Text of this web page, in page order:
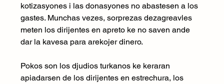
kotizasyones i las donasyones no abastesen a los
gastes. Munchas vezes, sorprezas dezagreavles
meten los dirijentes en apreto ke no saven ande
dar la kavesa para arekojer dinero.
Pokos son los djudios turkanos ke keraran
apiadarsen de los dirijentes en estrechura, los